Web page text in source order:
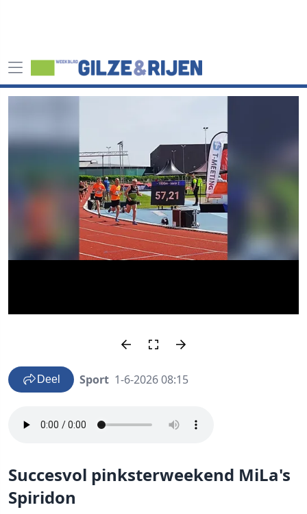
Deel Sport 1-6-2026 08:15
Succesvol pinksterweekend MiLa's
Spiridon